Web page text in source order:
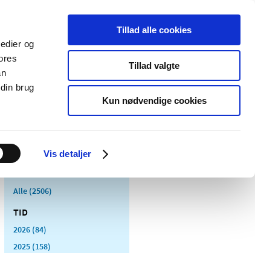
og
brug
Vis detaljer
Tillad alle cookies
Tillad valgte
Kun nødvendige cookies
Særlige
produktområder
Alle (2506)
TID
2026 (84)
2025 (158)